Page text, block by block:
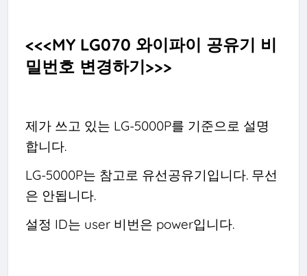
<<<MY LG070 와이파이 공유기 비
밀번호 변경하기>>>
제가 쓰고 있는 LG-5000P를 기준으로 설명
합니다.
LG-5000P는 참고로 유선공유기입니다. 무선
은 안됩니다.
설정 ID는 user 비번은 power입니다.